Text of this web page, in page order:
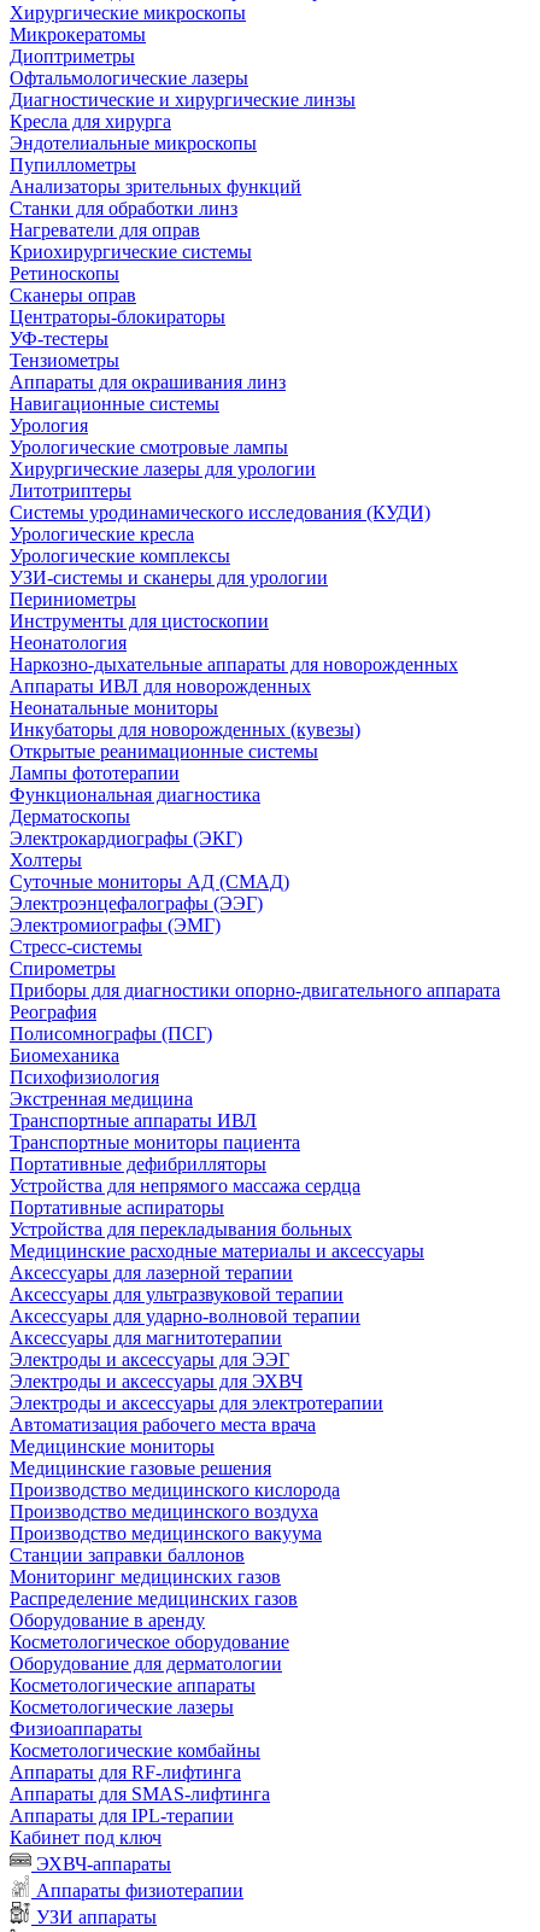
Хирургические микроскопы
Микрокератомы
Диоптриметры
Офтальмологические лазеры
Диагностические и хирургические линзы
Кресла для хирурга
Эндотелиальные микроскопы
Пупиллометры
Анализаторы зрительных функций
Станки для обработки линз
Нагреватели для оправ
Криохирургические системы
Ретиноскопы
Сканеры оправ
Центраторы-блокираторы
УФ-тестеры
Тензиометры
Аппараты для окрашивания линз
Навигационные системы
Урология
Урологические смотровые лампы
Хирургические лазеры для урологии
Литотриптеры
Системы уродинамического исследования (КУДИ)
Урологические кресла
Урологические комплексы
УЗИ-системы и сканеры для урологии
Периниометры
Инструменты для цистоскопии
Неонатология
Наркозно-дыхательные аппараты для новорожденных
Аппараты ИВЛ для новорожденных
Неонатальные мониторы
Инкубаторы для новорожденных (кувезы)
Открытые реанимационные системы
Лампы фототерапии
Функциональная диагностика
Дерматоскопы
Электрокардиографы (ЭКГ)
Холтеры
Суточные мониторы АД (СМАД)
Электроэнцефалографы (ЭЭГ)
Электромиографы (ЭМГ)
Стресс-системы
Спирометры
Приборы для диагностики опорно-двигательного аппарата
Реография
Полисомнографы (ПСГ)
Биомеханика
Психофизиология
Экстренная медицина
Транспортные аппараты ИВЛ
Транспортные мониторы пациента
Портативные дефибрилляторы
Устройства для непрямого массажа сердца
Портативные аспираторы
Устройства для перекладывания больных
Медицинские расходные материалы и аксессуары
Аксессуары для лазерной терапии
Аксессуары для ультразвуковой терапии
Аксессуары для ударно-волновой терапии
Аксессуары для магнитотерапии
Электроды и аксессуары для ЭЭГ
Электроды и аксессуары для ЭХВЧ
Электроды и аксессуары для электротерапии
Автоматизация рабочего места врача
Медицинские мониторы
Медицинские газовые решения
Производство медицинского кислорода
Производство медицинского воздуха
Производство медицинского вакуума
Станции заправки баллонов
Мониторинг медицинских газов
Распределение медицинских газов
Оборудование в аренду
Косметологическое оборудование
Оборудование для дерматологии
Косметологические аппараты
Косметологические лазеры
Физиоаппараты
Косметологические комбайны
Аппараты для RF-лифтинга
Аппараты для SMAS-лифтинга
Аппараты для IPL-терапии
Кабинет под ключ
ЭХВЧ-аппараты
Аппараты физиотерапии
УЗИ аппараты